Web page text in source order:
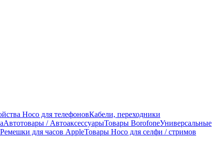
Hoco для телефоновКабели, переходники
Автотовары / АвтоаксессуарыТовары BorofoneУниверсальные
Ремешки для часов AppleТовары Hoco для селфи / стримов